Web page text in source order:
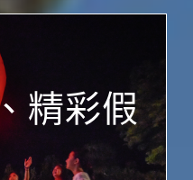
精彩假